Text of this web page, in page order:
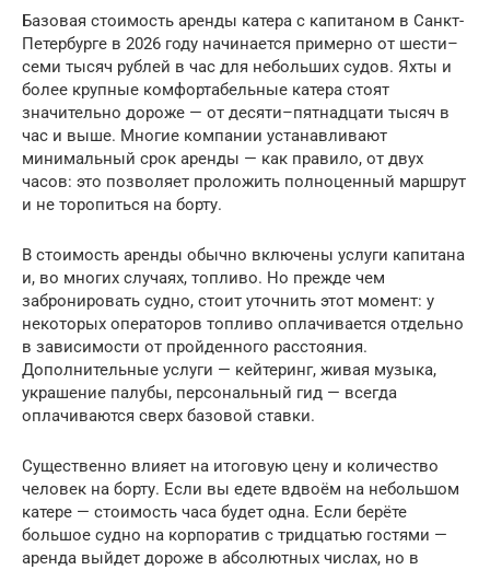
Базовая стоимость аренды катера с капитаном в Санкт-
Петербурге в 2026 году начинается примерно от шести–
семи тысяч рублей в час для небольших судов. Яхты и
более крупные комфортабельные катера стоят
значительно дороже — от десяти–пятнадцати тысяч в
час и выше. Многие компании устанавливают
минимальный срок аренды — как правило, от двух
часов: это позволяет проложить полноценный маршрут
и не торопиться на борту.
В стоимость аренды обычно включены услуги капитана
и, во многих случаях, топливо. Но прежде чем
забронировать судно, стоит уточнить этот момент: у
некоторых операторов топливо оплачивается отдельно
в зависимости от пройденного расстояния.
Дополнительные услуги — кейтеринг, живая музыка,
украшение палубы, персональный гид — всегда
оплачиваются сверх базовой ставки.
Существенно влияет на итоговую цену и количество
человек на борту. Если вы едете вдвоём на небольшом
катере — стоимость часа будет одна. Если берёте
большое судно на корпоратив с тридцатью гостями —
аренда выйдет дороже в абсолютных числах, но в